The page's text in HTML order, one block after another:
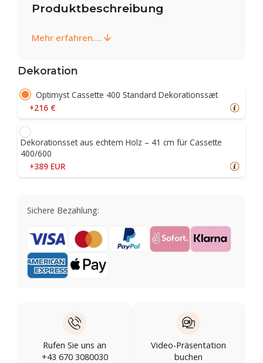
Produktbeschreibung
Mehr erfahren....
Dekoration
Optimyst Cassette 400 Standard Dekorationssæt
+216 €
Dekorationsset aus echtem Holz – 41 cm für Cassette
400/600
+389 EUR
Sichere Bezahlung:
Rufen Sie uns an
+43 670 3080030
Video-Präsentation
buchen